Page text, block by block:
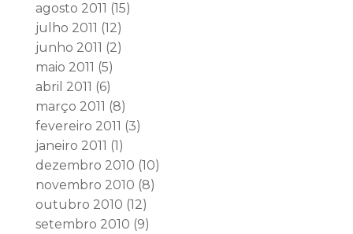
agosto 2011 (15)
julho 2011 (12)
junho 2011 (2)
maio 2011 (5)
abril 2011 (6)
março 2011 (8)
fevereiro 2011 (3)
janeiro 2011 (1)
dezembro 2010 (10)
novembro 2010 (8)
outubro 2010 (12)
setembro 2010 (9)